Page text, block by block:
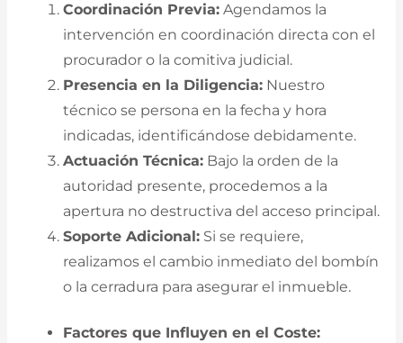
Coordinación Previa: Agendamos la
intervención en coordinación directa con el
procurador o la comitiva judicial.
Presencia en la Diligencia: Nuestro
técnico se persona en la fecha y hora
indicadas, identificándose debidamente.
Actuación Técnica: Bajo la orden de la
autoridad presente, procedemos a la
apertura no destructiva del acceso principal.
Soporte Adicional: Si se requiere,
realizamos el cambio inmediato del bombín
o la cerradura para asegurar el inmueble.
Factores que Influyen en el Coste: